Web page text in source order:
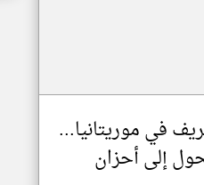
في موريتانيا...
إلى أحزان